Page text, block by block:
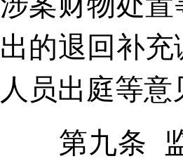
出的退回补
人员出庭等
第九条 监